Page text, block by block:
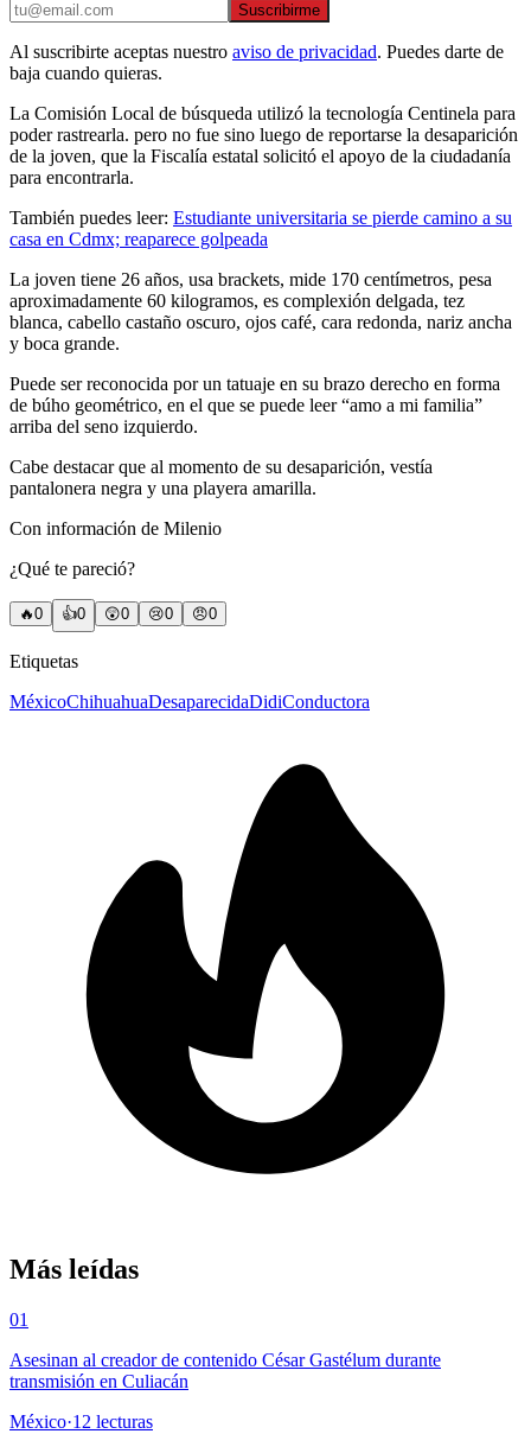
Suscribirme
Al suscribirte aceptas nuestro aviso de privacidad. Puedes darte de
baja cuando quieras.
La Comisión Local de búsqueda utilizó la tecnología Centinela para
poder rastrearla. pero no fue sino luego de reportarse la desaparición
de la joven, que la Fiscalía estatal solicitó el apoyo de la ciudadanía
para encontrarla.
También puedes leer: Estudiante universitaria se pierde camino a su
casa en Cdmx; reaparece golpeada
La joven tiene 26 años, usa brackets, mide 170 centímetros, pesa
aproximadamente 60 kilogramos, es complexión delgada, tez
blanca, cabello castaño oscuro, ojos café, cara redonda, nariz ancha
y boca grande.
Puede ser reconocida por un tatuaje en su brazo derecho en forma
de búho geométrico, en el que se puede leer “amo a mi familia”
arriba del seno izquierdo.
Cabe destacar que al momento de su desaparición, vestía
pantalonera negra y una playera amarilla.
Con información de Milenio
¿Qué te pareció?
🔥0 👍0 😲0 😢0 😠0
Etiquetas
MéxicoChihuahuaDesaparecidaDidiConductora
Más leídas
01
Asesinan al creador de contenido César Gastélum durante
transmisión en Culiacán
México·12 lecturas